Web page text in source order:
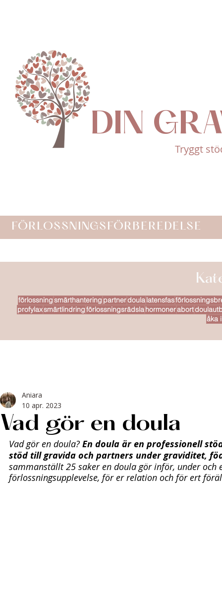
DIN
Tryggt
FÖRLOSSNINGSFÖRBEREDELSE
förlossningsmärthantering partnerdoulalatensfas
profylaxsmärtlindringförlossningsrädslahormonerabort
åka
Vad gör en doula
Aniara
10 apr. 2023
Vad gör en doula? En doula är en professionell
stöd till gravida och partners under graviditet,
sammanställt 25 saker en doula gör inför, under
förlossningsupplevelse, för er relation och för ert